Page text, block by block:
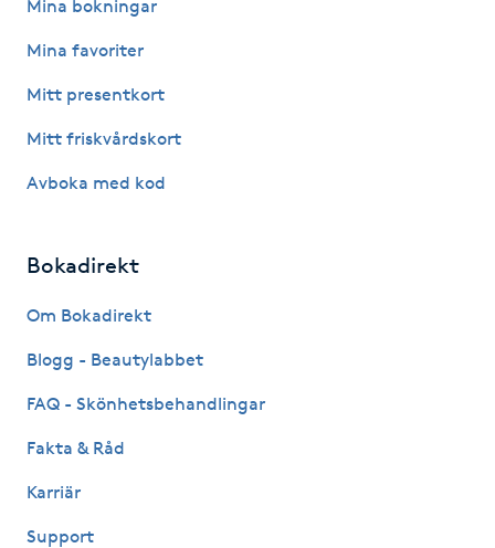
Klangmassage
Klippning & Slingor
Koppningsmassage
Kosmetisk tatuering
Kroppsinpackning
Mina bokningar
Mina favoriter
Mitt presentkort
Mitt friskvårdskort
Avboka med kod
Bokadirekt
Om Bokadirekt
Blogg - Beautylabbet
FAQ - Skönhetsbehandlingar
Fakta & Råd
Karriär
Support